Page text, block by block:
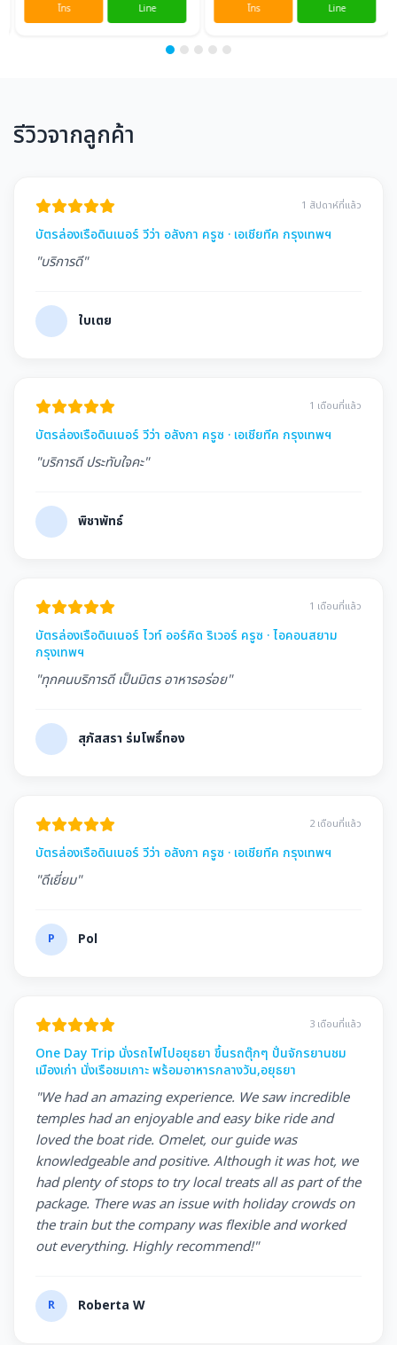
โทร Line โทร Line
รีวิวจากลูกค้า
1 สัปดาห์ที่แล้ว
บัตรล่องเรือดินเนอร์ วีว่า อลังกา ครูซ · เอเชียทีค กรุงเทพฯ
"บริการดี"
ใบเตย
1 เดือนที่แล้ว
บัตรล่องเรือดินเนอร์ วีว่า อลังกา ครูซ · เอเชียทีค กรุงเทพฯ
"บริการดี ประทับใจคะ"
พิชาพัทธ์
1 เดือนที่แล้ว
บัตรล่องเรือดินเนอร์ ไวท์ ออร์คิด ริเวอร์ ครูซ · ไอคอนสยาม
กรุงเทพฯ
"ทุกคนบริการดี เป็นมิตร อาหารอร่อย"
สุภัสสรา ร่มโพธิ์ทอง
2 เดือนที่แล้ว
บัตรล่องเรือดินเนอร์ วีว่า อลังกา ครูซ · เอเชียทีค กรุงเทพฯ
"ดีเยี่ยม"
P Pol
3 เดือนที่แล้ว
One Day Trip นั่งรถไฟไปอยุธยา ขึ้นรถตุ๊กๆ ปั่นจักรยานชม
เมืองเก่า นั่งเรือชมเกาะ พร้อมอาหารกลางวัน,อยุธยา
"We had an amazing experience. We saw incredible
temples had an enjoyable and easy bike ride and
loved the boat ride. Omelet, our guide was
knowledgeable and positive. Although it was hot, we
had plenty of stops to try local treats all as part of the
package. There was an issue with holiday crowds on
the train but the company was flexible and worked
out everything. Highly recommend!"
R Roberta W